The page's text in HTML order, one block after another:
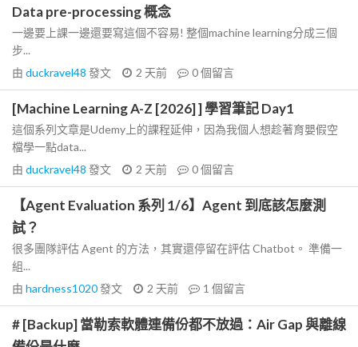
Data pre-processing 概念
一邊要上課一邊還要寫這個不容易! 整個machine learning分成三個
步...
由 duckravel48 發文 2 天前 0個留言
[Machine Learning A-Z [2026] ] 學習筆記 Day1
這個系列文章是Udemy上的課程延伸，因為我個人想趁著育嬰假空
檔學一點data...
由 duckravel48 發文 2 天前 0個留言
【Agent Evaluation 系列 1/6】Agent 到底該怎麼測
試？
很多團隊評估 Agent 的方法，其實還停留在評估 Chatbot。 準備一
組...
由 hardness1020發文 2 天前 1 個留言
# [Backup] 當勒索軟體連備份都不放過：Air Gap 與離線